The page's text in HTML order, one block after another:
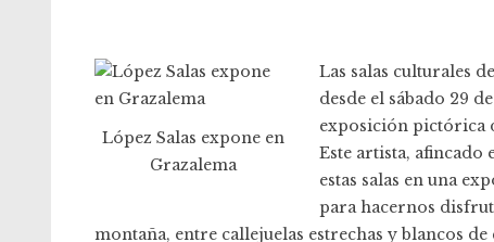
López Salas expone en
Grazalema
Las salas culturales
desde el sábado 29
exposición pictórica
Este artista, afincado
estas salas en una
para hacernos
montaña, entre callejuelas estrechas y blancos